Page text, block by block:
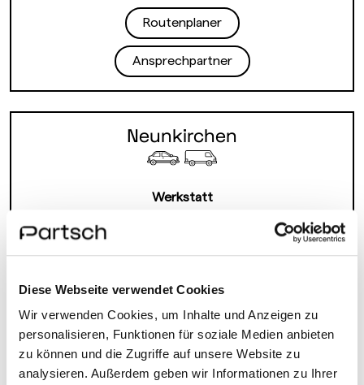
Diese Webseite verwendet Cookies
Wir verwenden Cookies, um Inhalte und Anzeigen zu
personalisieren, Funktionen für soziale Medien anbieten
zu können und die Zugriffe auf unsere Website zu
analysieren. Außerdem geben wir Informationen zu Ihrer
Routenplaner
Ansprechpartner
Neunkirchen
Werkstatt
2620 Neunkirchen
Mo-Fr 7:00-16:00
+43 2635 67297
service.nk@partsch.at